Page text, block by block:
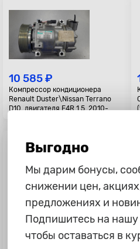
10 585 ₽
Компрессор кондиционера
Renault Duster\Nissan Terrano
D10, двигателя F4R 1.5, 2010-
2 930 ₽
04-/ C-Max, оригинал
Выгодно
Мы дарим бонусы,
снижении цен,
предложениях и
Подпишитесь на
чтобы оставаться в